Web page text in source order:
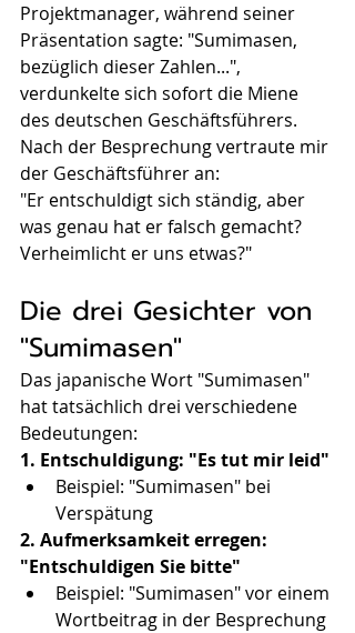
Projektmanager, während seiner
Präsentation sagte: "Sumimasen,
bezüglich dieser Zahlen...",
verdunkelte sich sofort die Miene
des deutschen Geschäftsführers.
Nach der Besprechung vertraute mir
der Geschäftsführer an:
"Er entschuldigt sich ständig, aber
was genau hat er falsch gemacht?
Verheimlicht er uns etwas?"
Die drei Gesichter von
"Sumimasen"
Das japanische Wort "Sumimasen"
hat tatsächlich drei verschiedene
Bedeutungen:
1. Entschuldigung: "Es tut mir leid"
Beispiel: "Sumimasen" bei
Verspätung
2. Aufmerksamkeit erregen:
"Entschuldigen Sie bitte"
Beispiel: "Sumimasen" vor einem
Wortbeitrag in der Besprechung